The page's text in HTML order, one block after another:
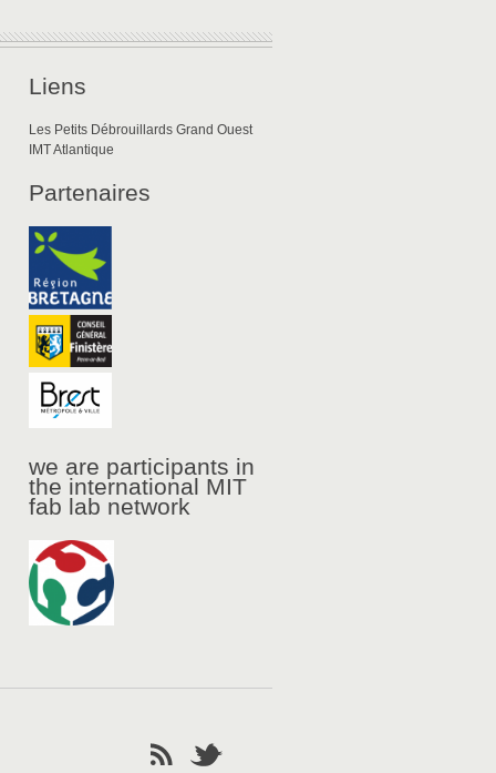
Liens
Les Petits Débrouillards Grand Ouest
IMT Atlantique
Partenaires
we are participants in
the international MIT
fab lab network